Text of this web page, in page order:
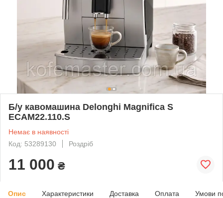
Б/у кавомашина Delonghi Magnifica S
ECAM22.110.S
Немає в наявності
Код: 53289130
Роздріб
11 000 ₴
Опис Характеристики Доставка Оплата Умови